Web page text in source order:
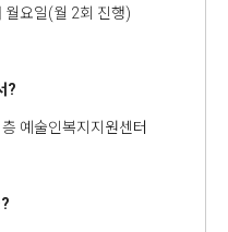
요일(월 2회 진행)
?
예술인복지지원센터